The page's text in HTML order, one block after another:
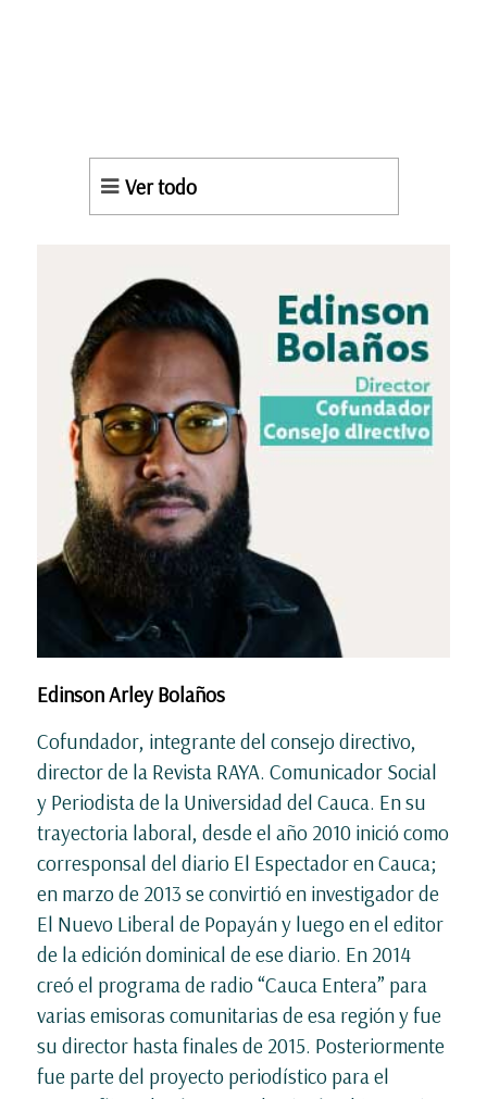
Ver todo
Edinson Arley Bolaños
Cofundador, integrante del consejo directivo,
director de la Revista RAYA. Comunicador Social
y Periodista de la Universidad del Cauca. En su
trayectoria laboral, desde el año 2010 inició como
corresponsal del diario El Espectador en Cauca;
en marzo de 2013 se convirtió en investigador de
El Nuevo Liberal de Popayán y luego en el editor
de la edición dominical de ese diario. En 2014
creó el programa de radio “Cauca Entera” para
varias emisoras comunitarias de esa región y fue
su director hasta finales de 2015. Posteriormente
fue parte del proyecto periodístico para el